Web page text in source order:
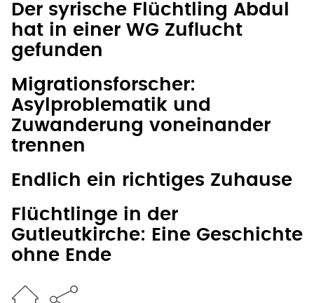
Der syrische Flüchtling Abdul
hat in einer WG Zuflucht
gefunden
Migrationsforscher:
Asylproblematik und
Zuwanderung voneinander
trennen
Endlich ein richtiges Zuhause
Flüchtlinge in der
Gutleutkirche: Eine Geschichte
ohne Ende